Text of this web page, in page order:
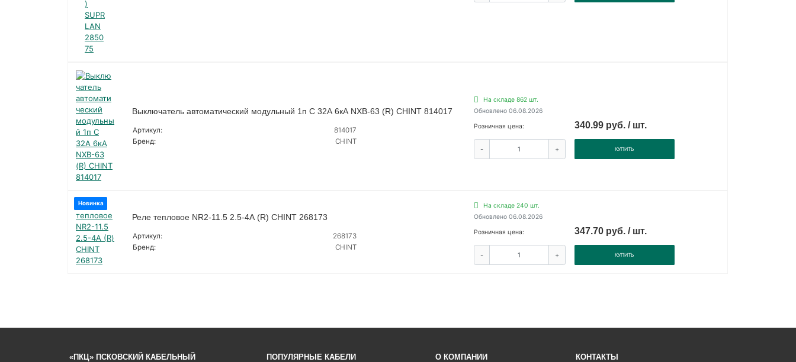
Выключатель автоматический модульный 1п C 32А 6кА NXB-63 (R) CHINT 814017
Артикул:
814017
Бренд:
CHINT
На складе 862 шт.
Обновлено 06.08.2026
Розничная цена:
340.99 руб. / шт.
- + КУПИТЬ
Новинка
Реле тепловое NR2-11.5 2.5-4А (R) CHINT 268173
Артикул:
268173
Бренд:
CHINT
На складе 240 шт.
Обновлено 06.08.2026
Розничная цена:
347.70 руб. / шт.
- + КУПИТЬ
«ПКЦ» ПСКОВСКИЙ КАБЕЛЬНЫЙ
ПОПУЛЯРНЫЕ КАБЕЛИ О КОМПАНИИ КОНТАКТЫ